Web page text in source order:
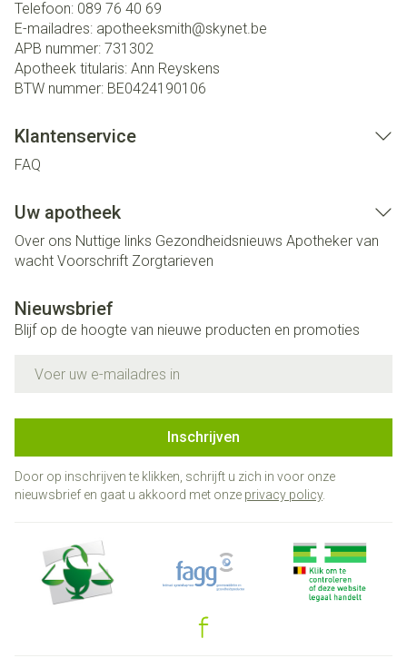
Telefoon: 089 76 40 69
E-mailadres: apotheeksmith@skynet.be
APB nummer: 731302
Apotheek titularis: Ann Reyskens
BTW nummer: BE0424190106
Klantenservice
FAQ
Uw apotheek
Over ons Nuttige links Gezondheidsnieuws Apotheker van
wacht Voorschrift Zorgtarieven
Nieuwsbrief
Blijf op de hoogte van nieuwe producten en promoties
Inschrijven
Door op inschrijven te klikken, schrijft u zich in voor onze
nieuwsbrief en gaat u akkoord met onze privacy policy.